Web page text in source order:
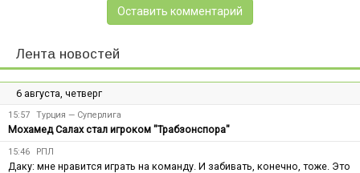
Оставить комментарий
Лента новостей
6 августа, четверг
15:57 Турция — Суперлига
Мохамед Салах стал игроком "Трабзонспора"
15:46 РПЛ
Даку: мне нравится играть на команду. И забивать, конечно, тоже. Это